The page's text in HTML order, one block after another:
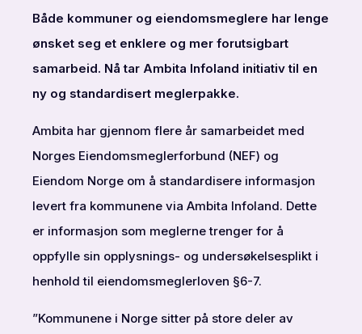
Både kommuner og eiendomsmeglere har lenge
ønsket seg et enklere og mer forutsigbart
samarbeid. Nå tar Ambita Infoland initiativ til en
ny og standardisert meglerpakke.
Ambita har gjennom flere år samarbeidet med
Norges Eiendomsmeglerforbund (NEF) og
Eiendom Norge om å standardisere informasjon
levert fra kommunene via Ambita Infoland. Dette
er informasjon som meglerne trenger for å
oppfylle sin opplysnings- og undersøkelsesplikt i
henhold til eiendomsmeglerloven §6-7.
”Kommunene i Norge sitter på store deler av